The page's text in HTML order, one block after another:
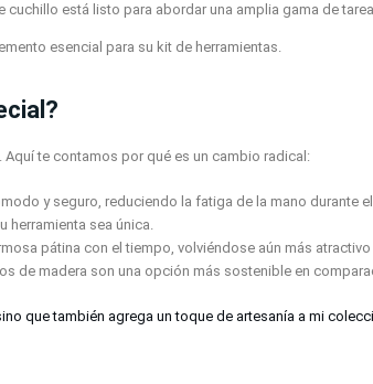
está listo para abordar una amplia gama de
esencial para su kit de herramientas.
te contamos por qué es un cambio radical:
y seguro, reduciendo la fatiga de la mano durante
herramienta sea única.
pátina con el tiempo, volviéndose aún más
de madera son una opción más sostenible en
que también agrega un toque de artesanía a mi